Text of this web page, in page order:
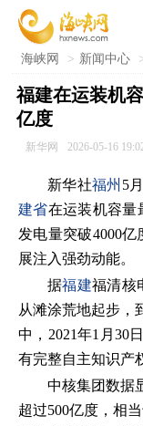
海峡网 > 新闻中心
福建在运装机
亿度
新华网 2026-05-16
新华社福州 5
建省在运装机容量
发电量突破4000
展注入强劲动能。
据福建福清核
从滩涂荒地起步，
中，2021年1月30
有完整自主知识产
中核集团数据
超过500亿度，相